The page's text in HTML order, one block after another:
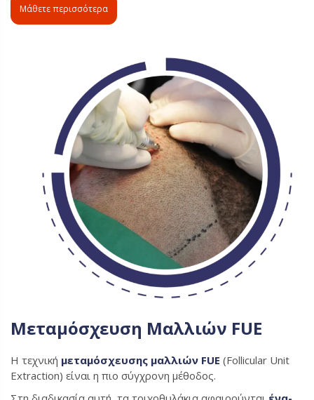
Μάθετε περισσότερα
Μεταμόσχευση Μαλλιών FUE
Η τεχνική μεταμόσχευσης μαλλιών FUE (Follicular Unit
Extraction) είναι η πιο σύγχρονη μέθοδος.